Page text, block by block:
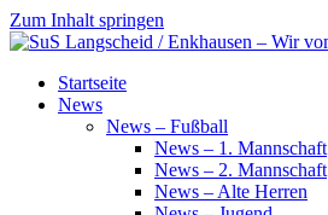
Zum Inhalt springen
SuS
Langscheid
Startseite
News
News – Fußball
News – 1. Mannschaft
News – 2. Mannschaft
News – Alte Herren